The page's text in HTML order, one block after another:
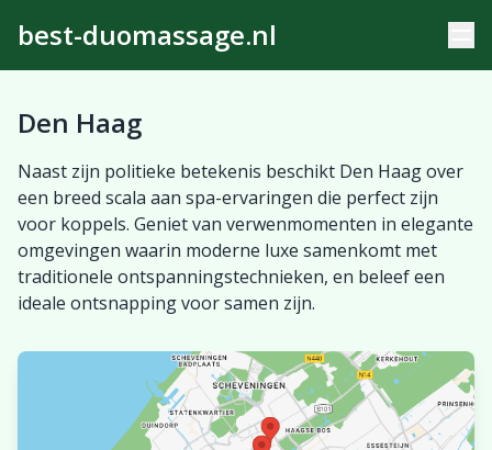
best-duomassage.nl
Den Haag
Naast zijn politieke betekenis beschikt Den Haag over
een breed scala aan spa-ervaringen die perfect zijn
voor koppels. Geniet van verwenmomenten in elegante
omgevingen waarin moderne luxe samenkomt met
traditionele ontspanningstechnieken, en beleef een
ideale ontsnapping voor samen zijn.